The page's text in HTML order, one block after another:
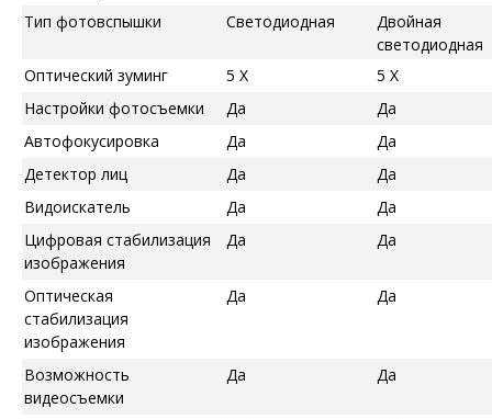
Тип фотовспышки
Светодиодная
Двойная
светодиодная
Оптический зуминг
5 X
5 X
Настройки фотосъемки
Да
Да
Автофокусировка
Да
Да
Детектор лиц
Да
Да
Видоискатель
Да
Да
Цифровая стабилизация
изображения
Да Да
Оптическая
стабилизация
изображения
Да Да
Возможность
видеосъемки
Да Да